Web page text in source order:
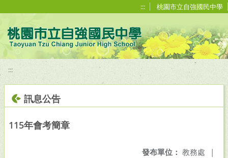
::: 桃園市立自強國民中學
:::
訊息公告
115年會考簡章
發布單位： 教務處 |